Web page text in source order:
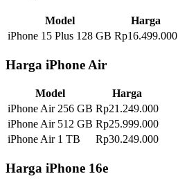
Model
Harga
iPhone 15 Plus 128 GB Rp16.499.000
Harga iPhone Air
Model
Harga
iPhone Air 256 GB Rp21.249.000
iPhone Air 512 GB Rp25.999.000
iPhone Air 1 TB
Rp30.249.000
Harga iPhone 16e